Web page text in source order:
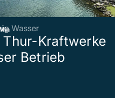
Wasser
Thur-Kraftwerke
Betrieb